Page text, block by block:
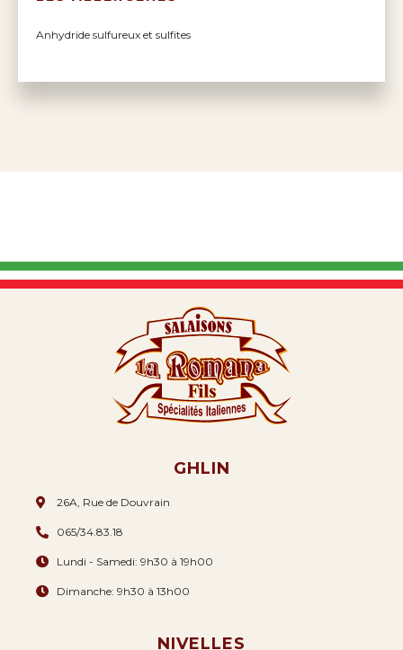
Anhydride sulfureux et sulfites
GHLIN
26A, Rue de Douvrain
065/34.83.18
Lundi - Samedi: 9h30 à 19h00
Dimanche: 9h30 à 13h00
NIVELLES